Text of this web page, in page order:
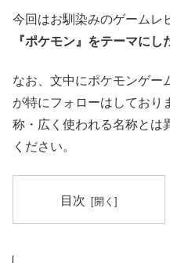
今回はお馴染みのゲームレ
『ポケモン』をテーマにし
なお、文中にポケモンゲー
が特にフォローはしており
称・広く使われる名称とは
ください。
目次